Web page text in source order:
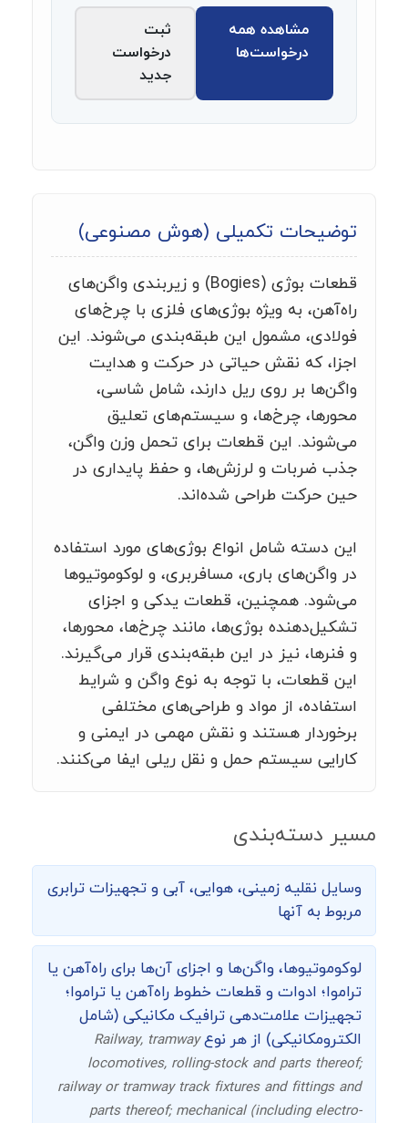
مشاهده همه
درخواست‌ها
ثبت
درخواست
جدید
توضیحات تکمیلی (هوش مصنوعی)
قطعات بوژی (Bogies) و زیربندی واگن‌های
راه‌آهن، به ویژه بوژی‌های فلزی با چرخ‌های
فولادی، مشمول این طبقه‌بندی می‌شوند. این
اجزا، که نقش حیاتی در حرکت و هدایت
واگن‌ها بر روی ریل دارند، شامل شاسی،
محورها، چرخ‌ها، و سیستم‌های تعلیق
می‌شوند. این قطعات برای تحمل وزن واگن،
جذب ضربات و لرزش‌ها، و حفظ پایداری در
حین حرکت طراحی شده‌اند.
این دسته شامل انواع بوژی‌های مورد استفاده
در واگن‌های باری، مسافربری، و لوکوموتیوها
می‌شود. همچنین، قطعات یدکی و اجزای
تشکیل‌دهنده بوژی‌ها، مانند چرخ‌ها، محورها،
و فنرها، نیز در این طبقه‌بندی قرار می‌گیرند.
این قطعات، با توجه به نوع واگن و شرایط
استفاده، از مواد و طراحی‌های مختلفی
برخوردار هستند و نقش مهمی در ایمنی و
کارایی سیستم حمل و نقل ریلی ایفا می‌کنند.
مسیر دسته‌بندی
وسایل نقلیه زمینی، هوایی، آبی و تجهیزات ترابری
مربوط به آنها
لوکوموتیوها، واگن‌ها و اجزای آن‌ها برای راه‌آهن یا
تراموا؛ ادوات و قطعات خطوط راه‌آهن یا تراموا؛
تجهیزات علامت‌دهی ترافیک مکانیکی (شامل
الکترومکانیکی) از هر نوعRailway, tramway
locomotives, rolling-stock and parts thereof;
railway or tramway track fixtures and fittings and
parts thereof; mechanical (including electro-